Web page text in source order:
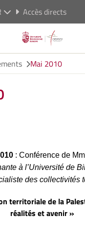
Accès directs
Mai 2010
: Conférence de
à l’Université de
des collectivités
territoriale de la
réalités et avenir »